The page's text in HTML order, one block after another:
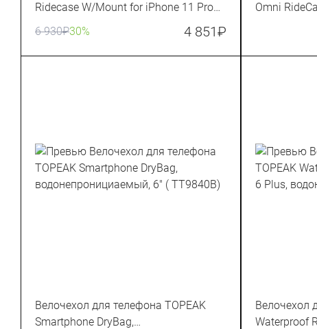
Ridecase W/Mount for iPhone 11 Pro
(TT9863BG)
6 930₽30% 4 851₽
Omni
Велочехол для телефона TOPEAK
Smartphone DryBag,
Велочехол
Waterproof